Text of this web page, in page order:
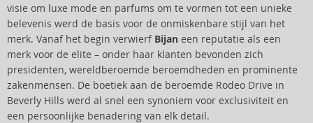
visie om luxe mode en parfums om te vormen tot een unieke
belevenis werd de basis voor de onmiskenbare stijl van het
merk. Vanaf het begin verwierf Bijan een reputatie als een
merk voor de elite – onder haar klanten bevonden zich
presidenten, wereldberoemde beroemdheden en prominente
zakenmensen. De boetiek aan de beroemde Rodeo Drive in
Beverly Hills werd al snel een synoniem voor exclusiviteit en
een persoonlijke benadering van elk detail.